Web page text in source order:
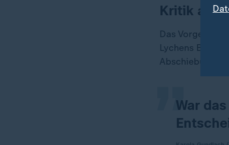
Kritik am
Das Vorgehen
Lychens
Abschiebung
War
„